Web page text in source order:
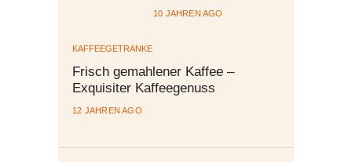
10 JAHREN AGO
KAFFEEGETRÄNKE
Frisch gemahlener Kaffee –
Exquisiter Kaffeegenuss
12 JAHREN AGO